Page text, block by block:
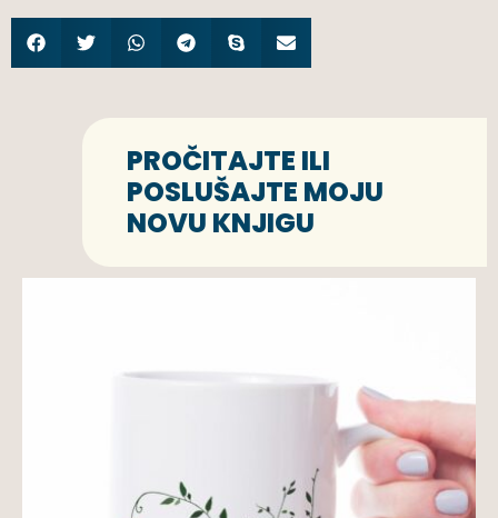
PROČITAJTE ILI
POSLUŠAJTE MOJU
NOVU KNJIGU